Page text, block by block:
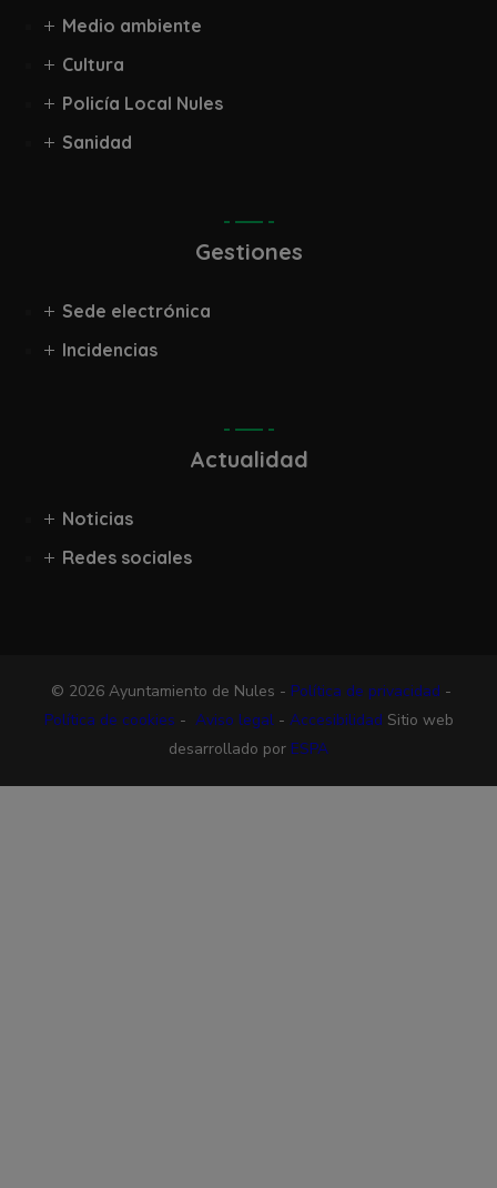
Medio ambiente
Cultura
Policía Local Nules
Sanidad
Gestiones
Sede electrónica
Incidencias
Actualidad
Noticias
Redes sociales
© 2026 Ayuntamiento de Nules - Política de privacidad -
Política de cookies - Aviso legal- Accesibilidad Sitio web
desarrollado por ESPA